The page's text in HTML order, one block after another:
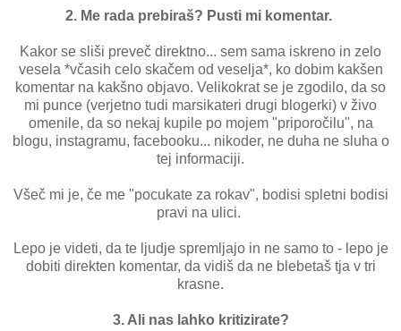
2. Me rada prebiraš? Pusti mi komentar.
Kakor se sliši preveč direktno... sem sama iskreno in zelo
vesela *včasih celo skačem od veselja*, ko dobim kakšen
komentar na kakšno objavo. Velikokrat se je zgodilo, da so
mi punce (verjetno tudi marsikateri drugi blogerki) v živo
omenile, da so nekaj kupile po mojem "priporočilu", na
blogu, instagramu, facebooku... nikoder, ne duha ne sluha o
tej informaciji.
Všeč mi je, če me "pocukate za rokav", bodisi spletni bodisi
pravi na ulici.
Lepo je videti, da te ljudje spremljajo in ne samo to - lepo je
dobiti direkten komentar, da vidiš da ne blebetaš tja v tri
krasne.
3. Ali nas lahko kritizirate?